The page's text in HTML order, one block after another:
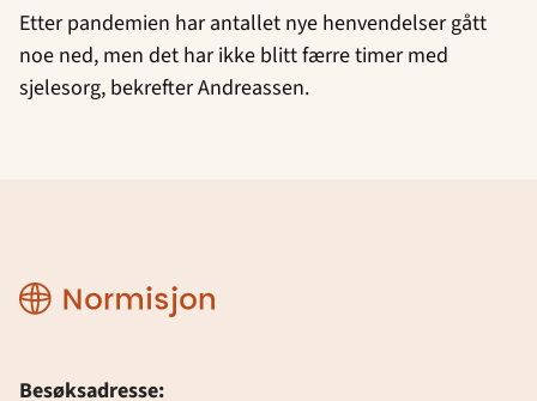
Etter pandemien har antallet nye henvendelser gått
noe ned, men det har ikke blitt færre timer med
sjelesorg, bekrefter Andreassen.
Normisjon
Besøksadresse: